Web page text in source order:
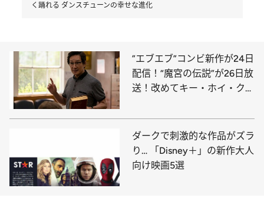
く踊れる ダンスチューンの幸せな進化
”エブエブ”コンビ新作が24日
配信！“魔宮の伝説”が26日放
送！改めてキー・ホイ・クァ
ダークで刺激的な作品がズラ
り… 「Disney＋」の新作大人
向け映画5選